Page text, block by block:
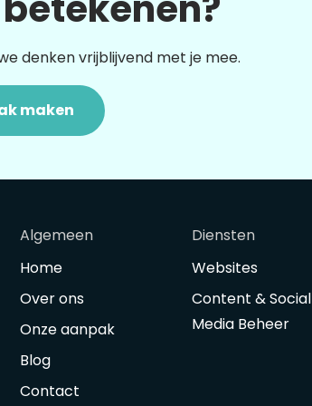
denken vrijblijvend met je mee.
maken
Algemeen
Home
Over ons
Onze aanpak
Blog
Contact
Diensten
Websites
Content & Social
Media Beheer